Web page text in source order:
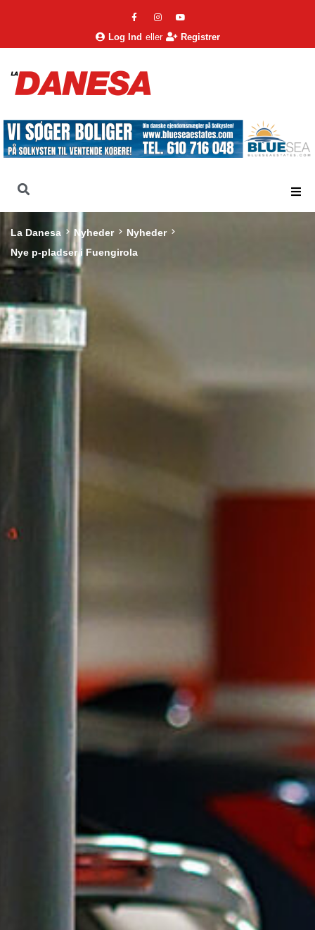
Log Ind eller Registrer
La Danesa Nyheder
Nyheder
Nye p-pladser i Fuengirola